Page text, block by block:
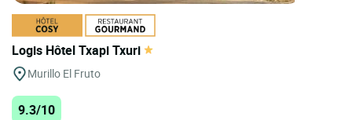
Logis Hôtel Txapi Txuri
Murillo El Fruto
9.3/10